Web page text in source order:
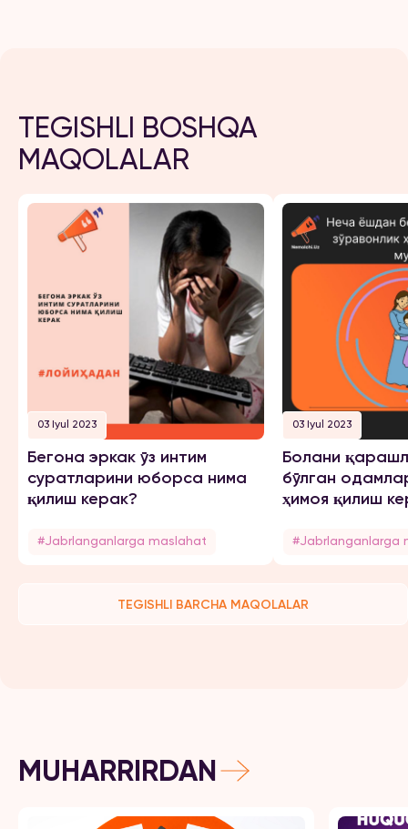
TEGISHLI BOSHQA
MAQOLALAR
03 Iyul 2023
Бегона эркак ўз интим
суратларини юборса нима
қилиш керак?
#Jabrlanganlarga maslahat
03 Iyul 2023
Болани
бўлган
ҳимоя қилиш
#Jabrlanganlarga
TEGISHLI BARCHA MAQOLALAR
MUHARRIRDAN